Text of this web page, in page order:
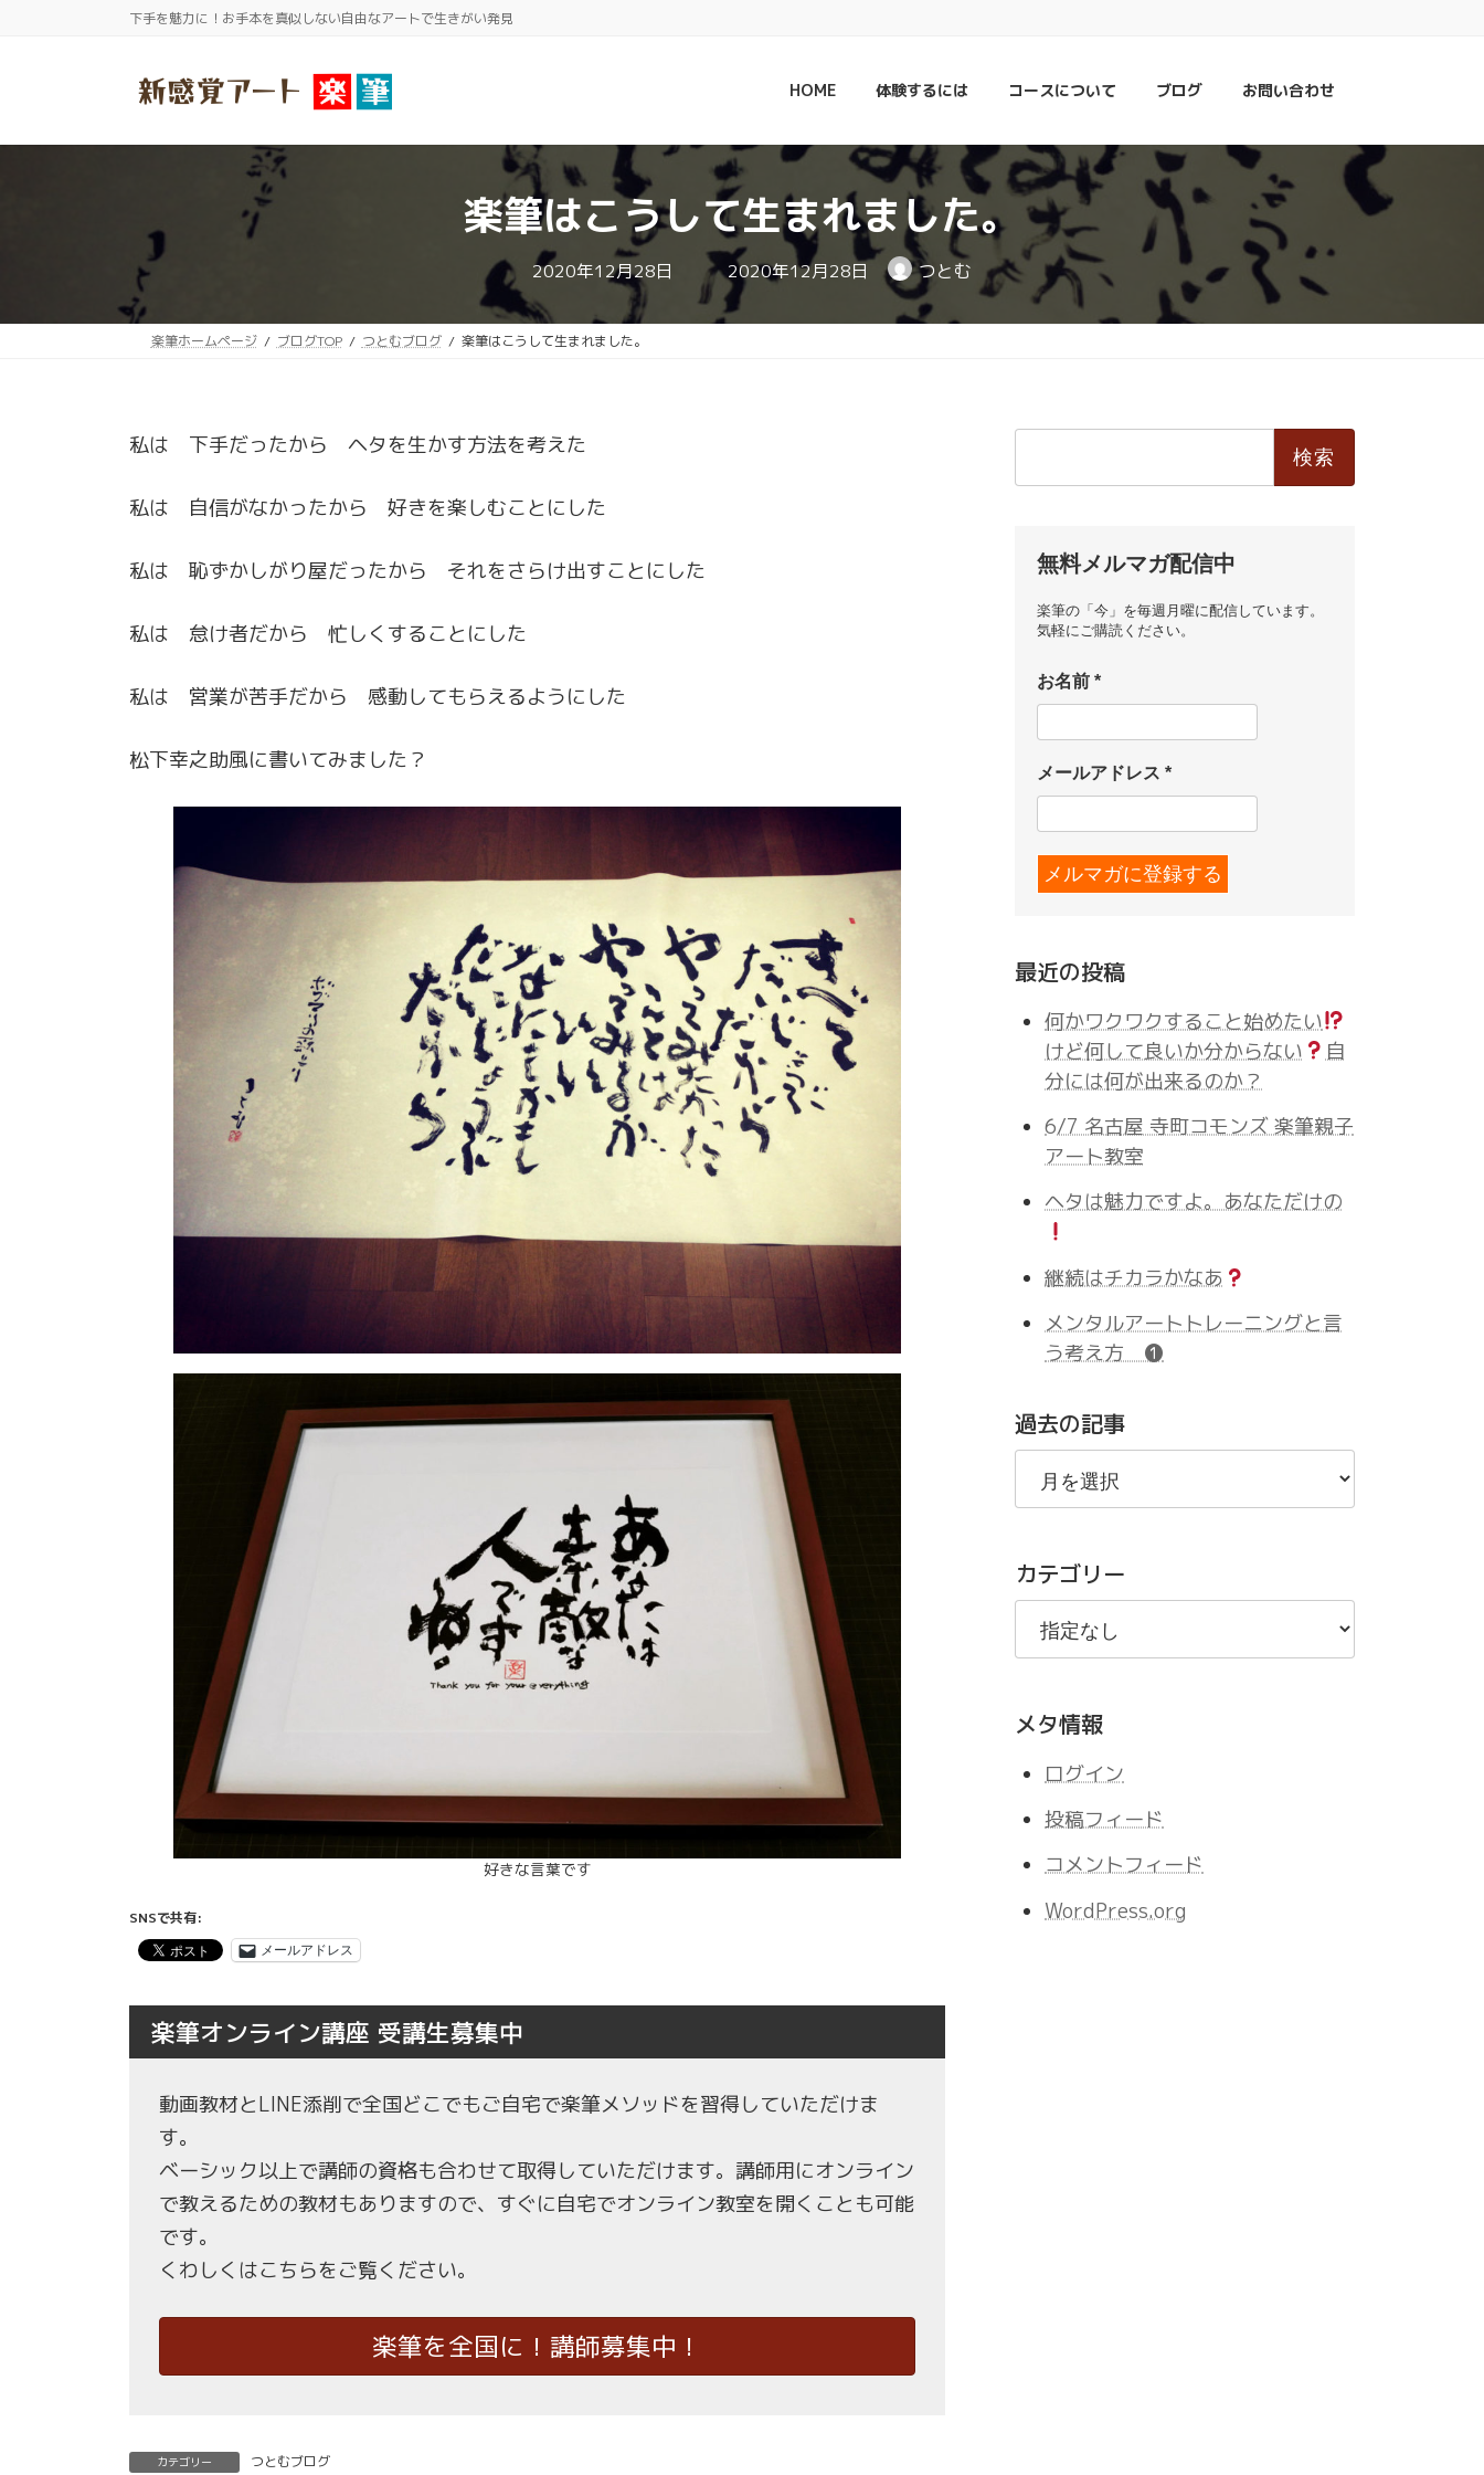
下手を魅力に！お手本を真似しない自由なアートで生きがい発見
HOME 体験するには コースについて ブログ お問い合わせ
楽筆はこうして生まれました。
2020年12月28日 最
終
更
新
日
2020年12月28日 つとむ
楽筆ホームページ ブログTOP つとむブログ 楽筆はこうして生まれました。
私は 下手だったから ヘタを生かす方法を考えた
私は 自信がなかったから 好きを楽しむことにした
私は 恥ずかしがり屋だったから それをさらけ出すことにした
私は 怠け者だから 忙しくすることにした
私は 営業が苦手だから 感動してもらえるようにした
松下幸之助風に書いてみました？
好きな言葉です
SNSで共有:
メールアドレス
楽筆オンライン講座 受講生募集中
動画教材とLINE添削で全国どこでもご自宅で楽筆メソッドを習得していただけま
す。
ベーシック以上で講師の資格も合わせて取得していただけます。講師用にオンライン
で教えるための教材もありますので、すぐに自宅でオンライン教室を開くことも可能
です。
くわしくはこちらをご覧ください。
楽筆を全国に！講師募集中！
カテゴリー つとむブログ
無料メルマガ配信中
楽筆の「今」を毎週月曜に配信しています。
気軽にご購読ください。
お名前*
メールアドレス*
最近の投稿
何かワクワクすること始めたい
けど何して良いか分からない
自
分には何が出来るのか？
6/7 名古屋 寺町コモンズ 楽筆親子
アート教室
ヘタは魅力ですよ。あなただけの
継続はチカラかなあ
メンタルアートトレーニングと言
う考え方 ❶
過去の記事
過
の
事
カテゴリー
メタ情報
ログイン
投稿フィード
コメントフィード
WordPress.org